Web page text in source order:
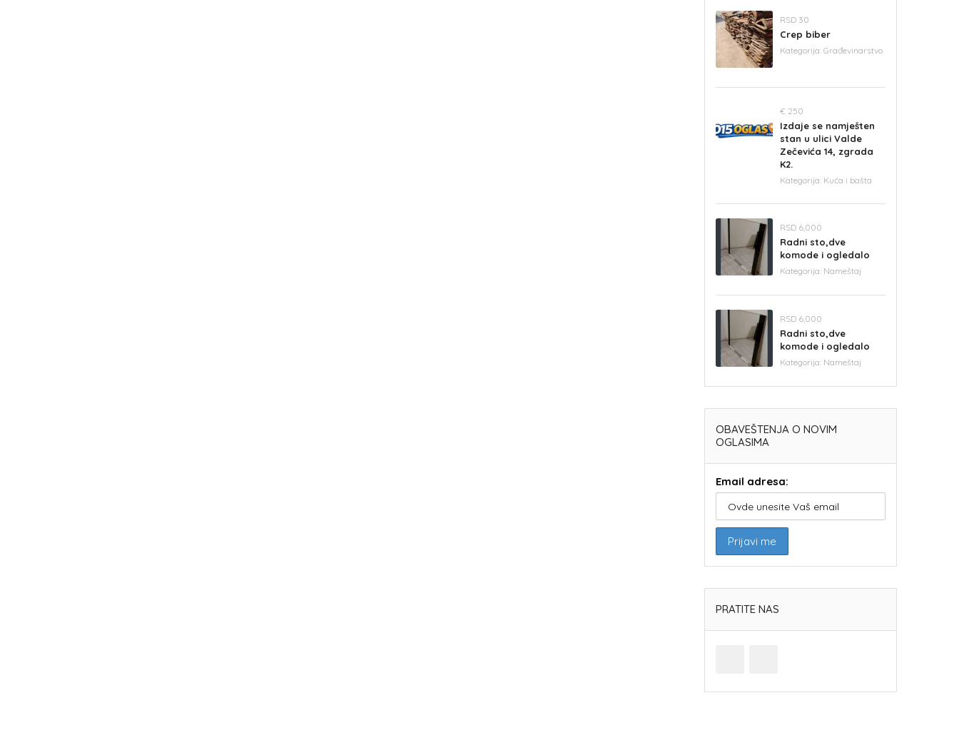
RSD 30
Crep biber
Kategorija: Građevinarstvo
€ 250
Izdaje se namješten
stan u ulici Valde
Zečevića 14, zgrada
K2.
Kategorija: Kuća i bašta
RSD 6,000
Radni sto,dve
komode i ogledalo
Kategorija: Nameštaj
RSD 6,000
Radni sto,dve
komode i ogledalo
Kategorija: Nameštaj
OBAVEŠTENJA O NOVIM
OGLASIMA
Email adresa:
PRATITE NAS